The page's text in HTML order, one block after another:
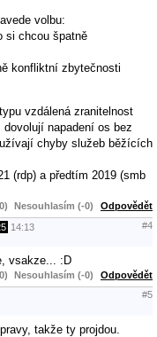
volbu:
si chcou špatně
konfliktní zbytečnosti
vzdálená zranitelnost
napadení os bez
chyby služeb běžících
(rdp) a předtím 2019 (smb
Nesouhlasím (-0) Odpovědět
14:13 #4
vsakze... :D
Nesouhlasím (-0) Odpovědět
#5
takže ty projdou.